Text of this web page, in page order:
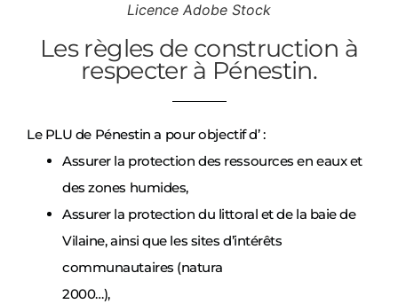
Licence Adobe Stock
Les règles de construction à
respecter à Pénestin.
Le PLU de Pénestin a pour objectif d’ :
Assurer la protection des ressources en eaux et
des zones humides,
Assurer la protection du littoral et de la baie de
Vilaine, ainsi que les sites d’intérêts
communautaires (natura
2000…),